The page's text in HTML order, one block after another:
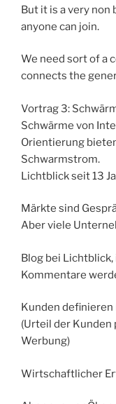
But it is a very non
anyone can join.
We need sort of a
connects the
Vortrag 3:
Schwärme von
Orientierung
Schwarmstrom.
Lichtblick seit 13
Märkte sind
Aber viele
Blog bei
Kommentare
Kunden definieren
(Urteil der Kunden
Werbung)
Wirtschaftlicher